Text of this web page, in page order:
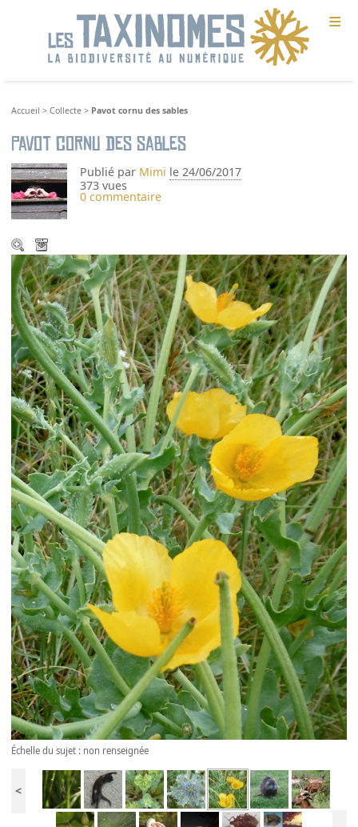
≡
Accueil >Collecte > Pavot cornu des sables
Pavot cornu des sables
Publié par Mimi le 24/06/2017
373 vues
0 commentaire
Échelle du sujet : non renseignée
<